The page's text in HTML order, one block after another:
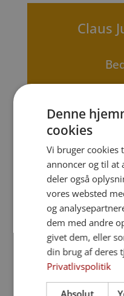
Claus
✔ Vi anmelder
det nødvendige
til
✔ Vi tager
✔ Vi rådgiver
Denne
cookies
Vi bruger cookies
annoncer og til at
deler også
vores websted
og
dem med andre
givet dem, eller
din brug af deres
Privatlivspolitik
Absolut